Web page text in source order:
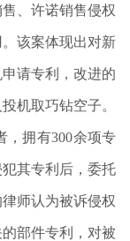
、许诺销售侵权
该案体现出对新
请专利，改进的
机取巧钻空子。
，拥有300余项专
其专利后，委托
师认为被诉侵权
部件专利，对被